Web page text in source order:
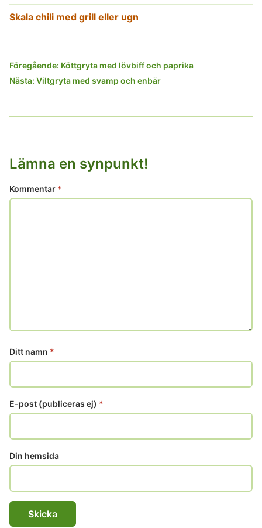
Skala chili med grill eller ugn
Inläggsnavigering
Föregående: Köttgryta med lövbiff och paprika
Nästa: Viltgryta med svamp och enbär
Lämna en synpunkt!
Kommentar *
Ditt namn *
E-post (publiceras ej) *
Din hemsida